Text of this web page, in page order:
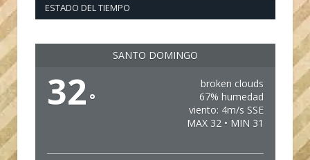
ESTADO DEL TIEMPO
SANTO DOMINGO
32 °
broken clouds
67% humedad
viento: 4m/s SSE
MAX 32 • MIN 31